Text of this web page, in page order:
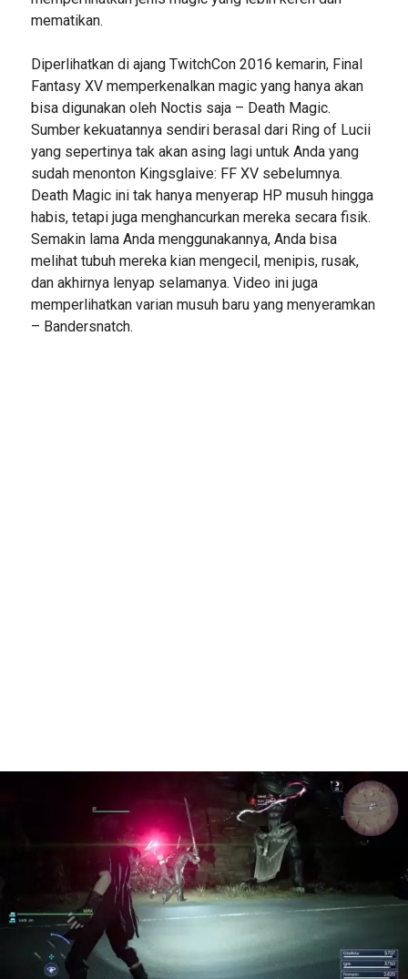
mematikan.
Diperlihatkan di ajang TwitchCon 2016 kemarin, Final
Fantasy XV memperkenalkan magic yang hanya akan
bisa digunakan oleh Noctis saja – Death Magic.
Sumber kekuatannya sendiri berasal dari Ring of Lucii
yang sepertinya tak akan asing lagi untuk Anda yang
sudah menonton Kingsglaive: FF XV sebelumnya.
Death Magic ini tak hanya menyerap HP musuh hingga
habis, tetapi juga menghancurkan mereka secara fisik.
Semakin lama Anda menggunakannya, Anda bisa
melihat tubuh mereka kian mengecil, menipis, rusak,
dan akhirnya lenyap selamanya. Video ini juga
memperlihatkan varian musuh baru yang menyeramkan
– Bandersnatch.